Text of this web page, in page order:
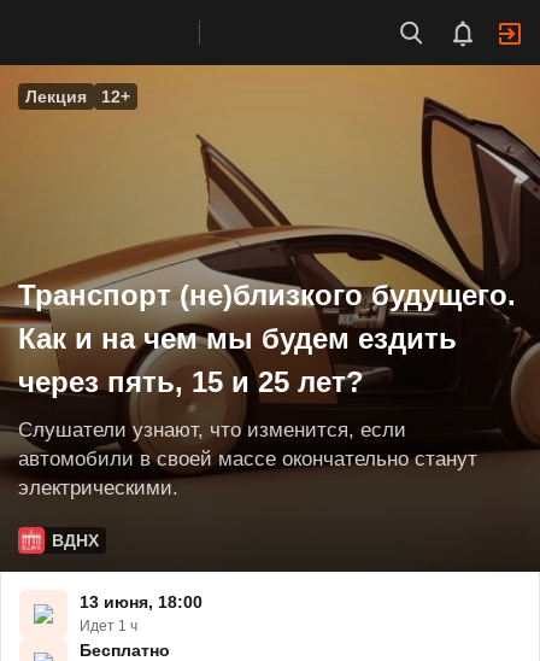
Лекция 12+
Транспорт (не)близкого будущего.
Как и на чем мы будем ездить
через пять, 15 и 25 лет?
Слушатели узнают, что изменится, если
автомобили в своей массе окончательно станут
электрическими.
ВДНХ
13 июня, 18:00
Идет 1 ч
Бесплатно